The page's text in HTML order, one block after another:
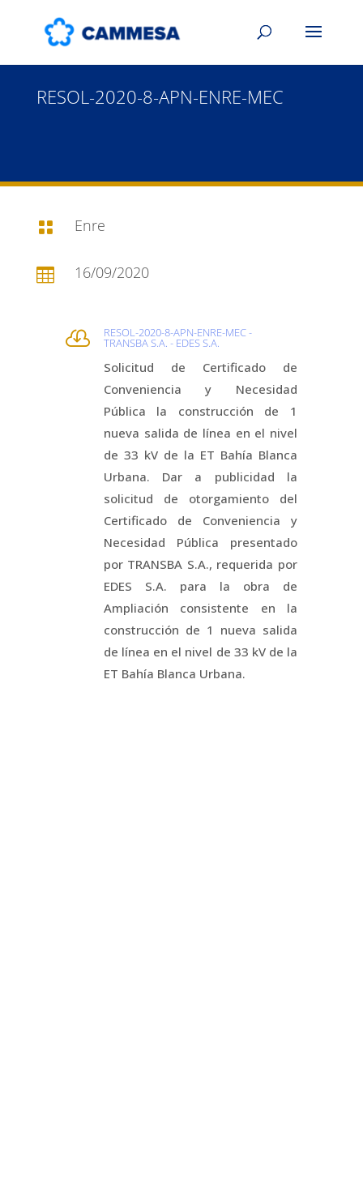
RESOL-2020-8-APN-ENRE-MEC
 Enre
 16/09/2020
 RESOL-2020-8-APN-ENRE-MEC -
TRANSBA S.A. - EDES S.A.
Solicitud de Certificado de
Conveniencia y Necesidad
Pública la construcción de 1
nueva salida de línea en el nivel
de 33 kV de la ET Bahía Blanca
Urbana. Dar a publicidad la
solicitud de otorgamiento del
Certificado de Conveniencia y
Necesidad Pública presentado
por TRANSBA S.A., requerida por
EDES S.A. para la obra de
Ampliación consistente en la
construcción de 1 nueva salida
de línea en el nivel de 33 kV de la
ET Bahía Blanca Urbana.